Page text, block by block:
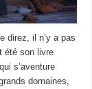
direz, il n’y a pas
été son livre
s’aventure
domaines,